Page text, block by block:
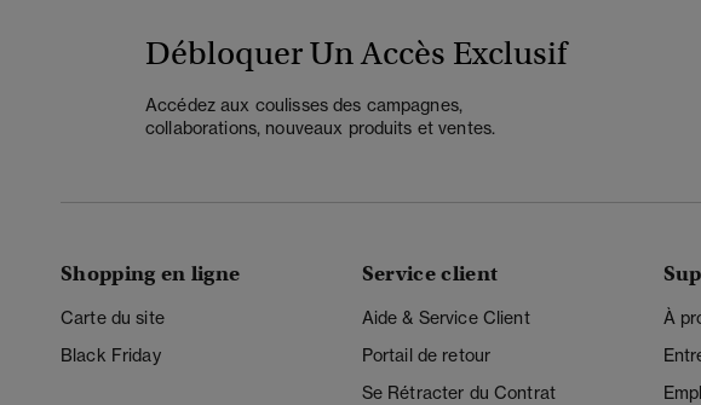
Débloquer Un Accès Exclusif
Accédez aux coulisses des campagnes,
collaborations, nouveaux produits et ventes.
Shopping en ligne
Carte du site
Black Friday
Service client
Aide & Service Client
Portail de retour
Se Rétracter du Contrat
À